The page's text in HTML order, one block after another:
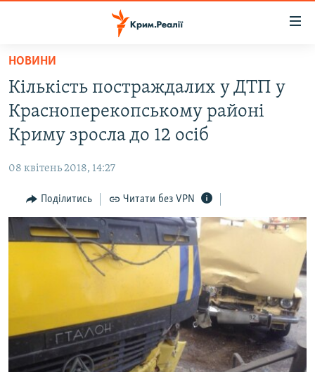
Перейти
основного
матеріалу
Перейти
до
основної
Перейти
до
пошуку
ВІДЕО ТА ФОТО
БЛОГИ
ПОГЛЯД
ІНТЕРВ'Ю
ВСЕ ЗА ДЕНЬ
СПЕЦПРОЕКТИ
ВІДЕОУРОКИ «ELIFBE»
СВІДЧЕННЯ ОКУПАЦІЇ
ЯК ОБІЙТИ БЛОКУВАННЯ
Русский
Qırımtatar
НОВИНИ
Кількість постраждалих у ДТП у
Красноперекопському районі
Криму зросла до 12 осіб
08 квітень 2018, 14:27
Поділитись Читати без VPN